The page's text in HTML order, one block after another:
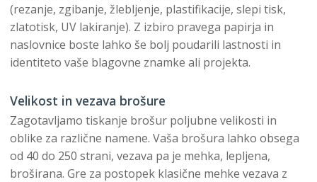
(rezanje, zgibanje, žlebljenje, plastifikacije, slepi tisk,
zlatotisk, UV lakiranje). Z izbiro pravega papirja in
naslovnice boste lahko še bolj poudarili lastnosti in
identiteto vaše blagovne znamke ali projekta.
Velikost in vezava brošure
Zagotavljamo tiskanje brošur poljubne velikosti in
oblike za različne namene. Vaša brošura lahko obsega
od 40 do 250 strani, vezava pa je mehka, lepljena,
broširana. Gre za postopek klasične mehke vezava z